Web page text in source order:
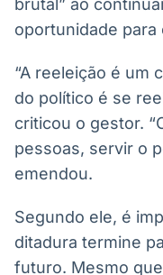
brutal” ao
oportunidade para
“A reeleição é um
do político é se
criticou o gestor.
pessoas, servir o
emendou.
Segundo ele, é
ditadura termine
futuro. Mesmo